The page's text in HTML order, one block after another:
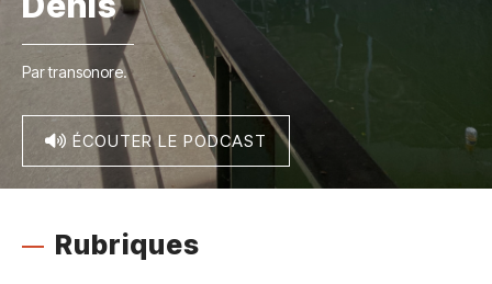
Par transonore.
ÉCOUTER LE PODCAST
Rubriques